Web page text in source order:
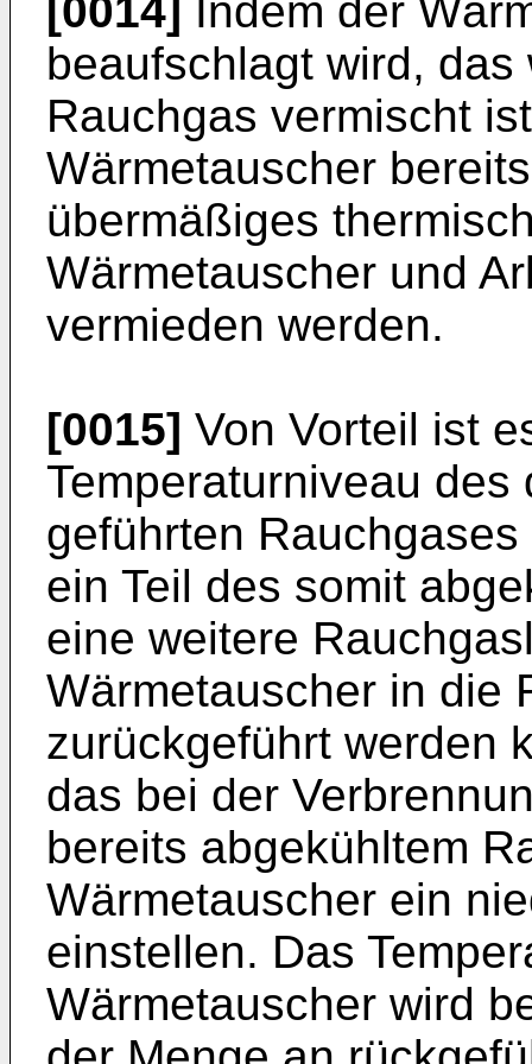
[0014]
Indem der
beaufschlagt wird,
Rauchgas vermischt
Wärmetauscher
übermäßiges
Wärmetauscher und
vermieden werden.
[0015] Von Vorteil ist
Temperaturniveau
geführten
ein Teil des somit
eine weitere
Wärmetauscher in die
zurückgeführt werden
das bei der
bereits abgekühltem
Wärmetauscher ein
einstellen. Das
Wärmetauscher wird